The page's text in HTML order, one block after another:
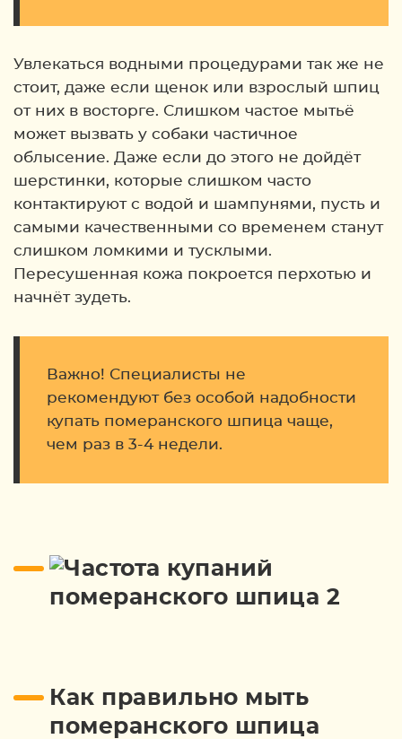
Увлекаться водными процедурами так же не
стоит, даже если щенок или взрослый шпиц
от них в восторге. Слишком частое мытьё
может вызвать у собаки частичное
облысение. Даже если до этого не дойдёт
шерстинки, которые слишком часто
контактируют с водой и шампунями, пусть и
самыми качественными со временем станут
слишком ломкими и тусклыми.
Пересушенная кожа покроется перхотью и
начнёт зудеть.
Важно! Специалисты не
рекомендуют без особой надобности
купать померанского шпица чаще,
чем раз в 3-4 недели.
Как правильно мыть
померанского шпица